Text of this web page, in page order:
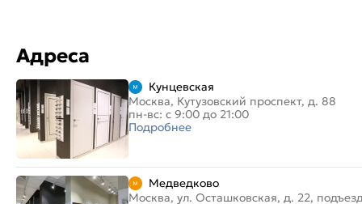
Адреса
Кунцевская
Москва, Кутузовский проспект, д. 88
пн-вс: с 9:00 до 21:00
Подробнее
Медведково
Москва, ул. Осташковская, д. 22,